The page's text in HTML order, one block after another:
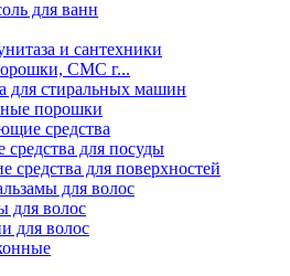
для ванн
и сантехники
СМС г...
для стиральных машин
порошки
средства
для посуды
средства для поверхностей
для волос
для волос
для волос